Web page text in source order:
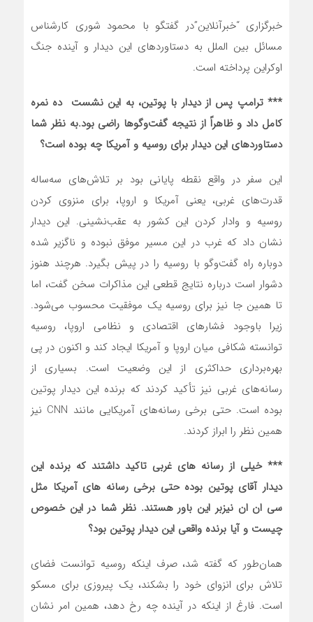
خبرگزاری“خبرآنلاین”در گفتگو با محمود شوری کارشناس
مسائل بین الملل به دستاوردهای این دیدار و آینده جنگ
اوکراین پرداخته است.
*** ترامپ پس از دیدار با پوتین، به این نشست ده نمره
کامل داد و ظاهراً از نتیجه گفت‌وگوها راضی بود.به نظر شما
دستاوردهای این دیدار برای روسیه و آمریکا چه بوده است؟
این سفر در واقع نقطه پایانی بود بر تلاش‌های سه‌ساله
قدرت‌های غربی، یعنی آمریکا و اروپا، برای منزوی کردن
روسیه و وادار کردن این کشور به عقب‌نشینی. این دیدار
نشان داد که غرب در این مسیر موفق نبوده و ناگزیر شده
دوباره راه گفت‌وگو با روسیه را در پیش بگیرد. هرچند هنوز
دشوار است درباره نتایج قطعی این مذاکرات سخن گفت، اما
تا همین جا نیز برای روسیه یک موفقیت محسوب می‌شود.
زیرا باوجود فشارهای اقتصادی و نظامی اروپا، روسیه
توانسته شکافی میان اروپا و آمریکا ایجاد کند و اکنون در پی
بهره‌برداری حداکثری از این وضعیت است. بسیاری از
رسانه‌های غربی نیز تأکید کردند که برنده این دیدار پوتین
بوده است. حتی برخی رسانه‌های آمریکایی مانند CNN نیز
همین نظر را ابراز کردند.
*** خیلی از رسانه های غربی تاکید داشتند که برنده این
دیدار آقای پوتین بوده حتی برخی رسانه های آمریکا مثل
سی ان ان نیزبر این باور هستند. نظر شما در این خصوص
چیست و آیا برنده واقعی این دیدار پوتین بود؟
همان‌طور که گفته شد، صرف اینکه روسیه توانست فضای
تلاش برای انزوای خود را بشکند، یک پیروزی برای مسکو
است. فارغ از اینکه در آینده چه رخ دهد، همین امر نشان